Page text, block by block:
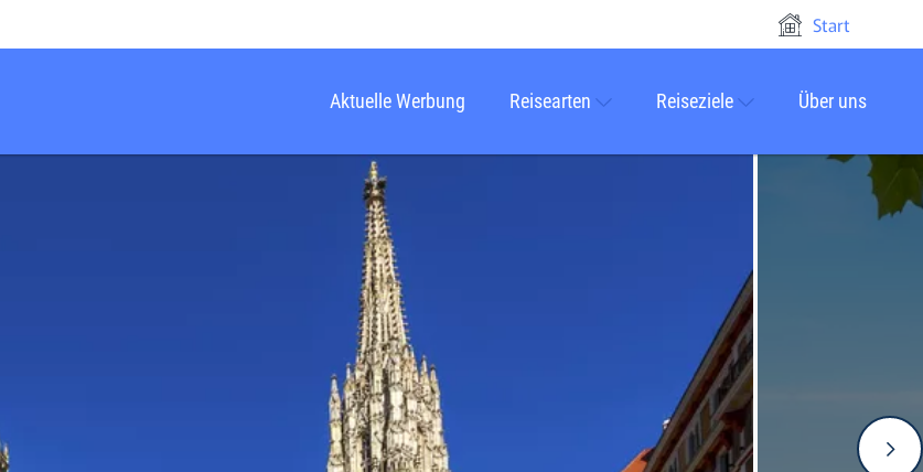
Start
Aktuelle Werbung Reisearten Reiseziele Über uns